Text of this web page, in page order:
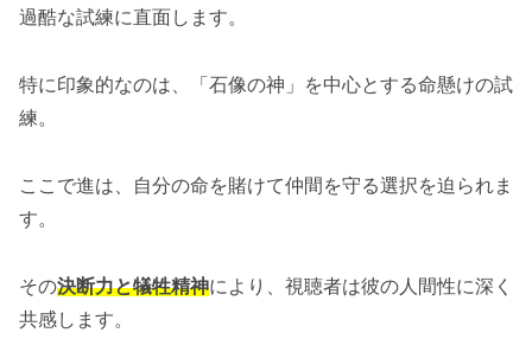
過酷な試練に直面します。
特に印象的なのは、「石像の神」を中心とする命懸けの試
練。
ここで進は、自分の命を賭けて仲間を守る選択を迫られま
す。
その決断力と犠牲精神により、視聴者は彼の人間性に深く
共感します。